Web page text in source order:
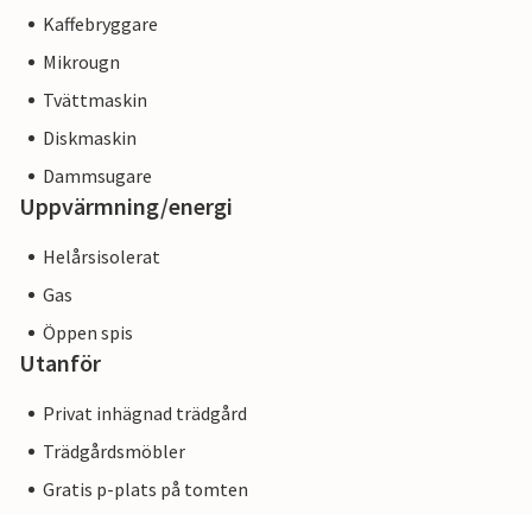
Kaffebryggare
Mikrougn
Tvättmaskin
Diskmaskin
Dammsugare
Uppvärmning/energi
Helårsisolerat
Gas
Öppen spis
Utanför
Privat inhägnad trädgård
Trädgårdsmöbler
Gratis p-plats på tomten